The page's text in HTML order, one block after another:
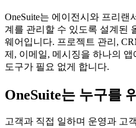
OneSuite는 에이전시와 프리
계를 관리할 수 있도록 설계된
웨어입니다. 프로젝트 관리,
제, 이메일, 메시징을 하나의
도구가 필요 없게 합니다.
OneSuite는 누구를
고객과 직접 일하며 운영과 고